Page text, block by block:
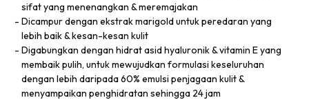
sifat yang menenangkan & meremajakan
Dicampur dengan ekstrak marigold untuk peredaran yang
lebih baik & kesan-kesan kulit
Digabungkan dengan hidrat asid hyaluronik & vitamin E yang
membaik pulih, untuk mewujudkan formulasi keseluruhan
dengan lebih daripada 60% emulsi penjagaan kulit &
menyampaikan penghidratan sehingga 24 jam